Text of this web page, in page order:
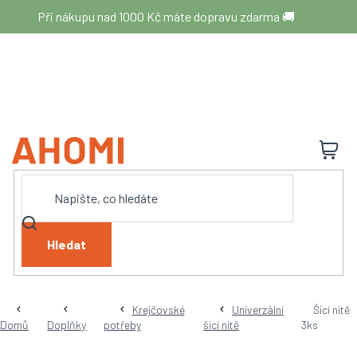
obsah
Při nákupu nad 1000 Kč máte dopravu zdarma 🚚
Hledat
Domů Doplňky
Krejčovské
potřeby
Univerzální
šicí nitě
Šicí nitě
3ks